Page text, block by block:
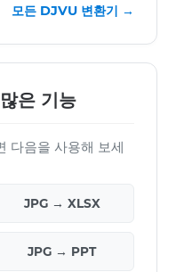
모든 DJVU 변환기 →
은 기능
다음을 사용해 보세
JPG → XLSX
JPG → PPT